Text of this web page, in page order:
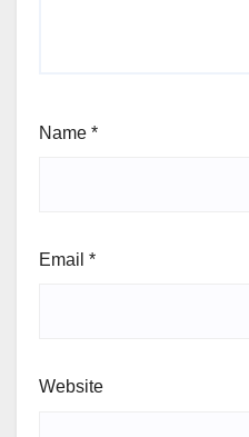
Name *
Email *
Website